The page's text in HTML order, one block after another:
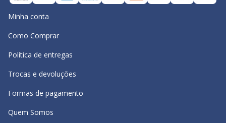
Minha conta
Como Comprar
Política de entregas
Trocas e devoluções
Formas de pagamento
Quem Somos